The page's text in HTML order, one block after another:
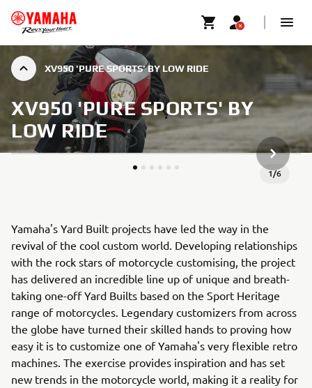
XV950 'PURE SPORTS' BY LOW RIDE
XV950 'PURE SPORTS' BY
LOW RIDE
1/6
Yamaha's Yard Built projects have led the way in the
revival of the cool custom world. Developing relationships
with the rock stars of motorcycle customising, the project
has delivered an incredible line up of unique and breath-
taking one-off Yard Builts based on the Sport Heritage
range of motorcycles. Legendary customizers from across
the globe have turned their skilled hands to proving how
easy it is to customize one of Yamaha's very flexible retro
machines. The exercise provides inspiration and has set
new trends in the motorcycle world, making it a reality for